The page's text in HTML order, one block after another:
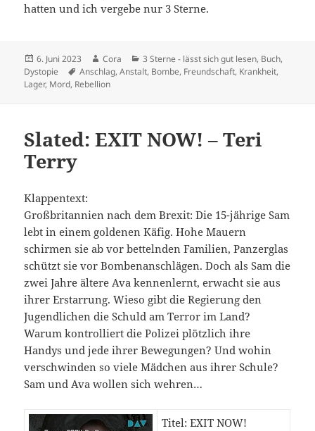
hatten und ich vergebe nur 3 Sterne.
Veröffentlicht
am
6. Juni 2023 Autor
Cora Kategorien
3 Sterne - lässt sich gut lesen, Buch,
Dystopie
Schlagwörter
Anschlag,Anstalt, Bombe, Freundschaft, Krankheit,
Lager, Mord, Rebellion
Slated: EXIT NOW! – Teri
Terry
Klappentext:
Großbritannien nach dem Brexit: Die 15-jährige Sam
lebt in einem goldenen Käfig. Hohe Mauern
schirmen sie ab vor bettelnden Familien, Panzerglas
schützt sie vor Bombenanschlägen. Doch als Sam die
zwei Jahre ältere Ava kennenlernt, erwacht sie aus
ihrer Erstarrung. Wieso gibt die Regierung den
Jugendlichen die Schuld am Terror im Land?
Warum kontrolliert die Polizei plötzlich ihre
Handys und jede ihrer Bewegungen? Und wohin
verschwinden so viele Mädchen aus ihrer Schule?
Sam und Ava wollen sich wehren…
Titel: EXIT NOW!